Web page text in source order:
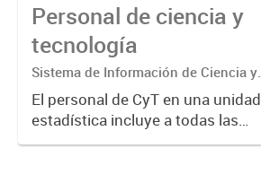
Personal de ciencia y
tecnología
Sistema de Información de Ciencia y
Tecnología Argentino (SICYTAR)
El personal de CyT en una unidad
estadística incluye a todas las
personas involucradas